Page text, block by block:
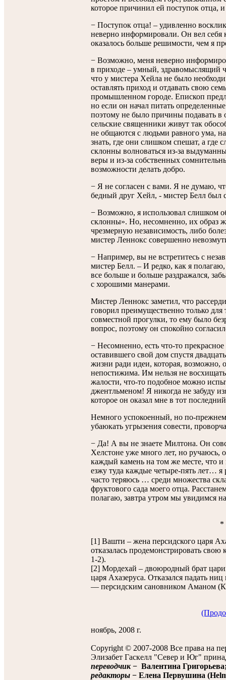
которое причинил ей поступок отца,
− Поступок отца! – удивленно
неверно информировали. Он вел
оказалось больше решимости, чем я
− Возможно, меня неверно
в приходе – умный, здравомыслящий
что у мистера Хейла не было
оставлять приход и отдавать свою
промышленном городе. Епископ
но если он начал питать
поэтому не было причины подавать в
сельские священники живут так
не общаются с людьми равного ума,
знать, где они слишком спешат, а
склонны волноваться из-за
веры и из-за собственных
возможности делать добро.
− Я не согласен с вами. Я не думаю,
бедный друг Хейл, - мистер Белл был
− Возможно, я использовал слишком
склонны». Но, несомненно, их образ
чрезмерную независимость, либо
мистер Леннокс совершенно
− Например, вы не встретитесь с
мистер Белл. – И редко, как я
все больше и больше раздражался,
с хорошими манерами.
Мистер Леннокс заметил, что
говорил преимущественно только
совместной прогулки, то ему было
вопрос, поэтому он спокойно
− Несомненно, есть что-то
оставившего свой дом спустя
жизни ради идеи, которая, возможно,
непостижима. Им нельзя не
жалости, что-то подобное можно
джентльменом! Я никогда не забуду
которое он оказал мне в тот
Немного успокоенный, но по-
убаюкать угрызения совести,
− Да! А вы не знаете Милтона. Он
Хелстоне уже много лет, но ручаюсь,
каждый камень на том же месте, что
езжу туда каждые четыре-пять лет…
часто теряюсь … среди множества
фруктового сада моего отца.
полагаю, завтра утром мы увидимся
*
[1] Вашти – жена персидского царя
отказалась продемонстрировать
1-2).
[2] Мордехай – двоюродный брат
царя Ахазеруса. Отказался падать
― персидским сановником Аманом
ноябрь, 2008 г.
Copyright © 2007-2008 Все права на
Элизабет Гаскелл "Север и Юг"
переводчик− Валентина
редакторы − Елена Первушина